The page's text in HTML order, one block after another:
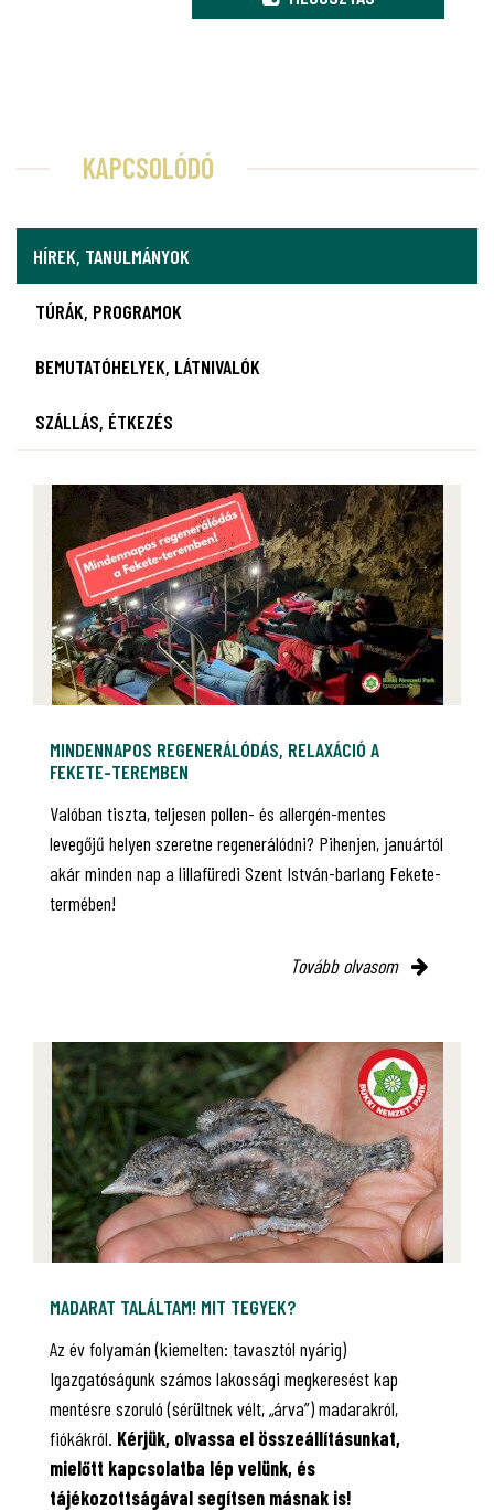
KAPCSOLÓDÓ
HÍREK, TANULMÁNYOK
TÚRÁK, PROGRAMOK
BEMUTATÓHELYEK, LÁTNIVALÓK
SZÁLLÁS, ÉTKEZÉS
MINDENNAPOS REGENERÁLÓDÁS, RELAXÁCIÓ A
FEKETE-TEREMBEN
Valóban tiszta, teljesen pollen- és allergén-mentes
levegőjű helyen szeretne regenerálódni? Pihenjen, januártól
akár minden nap a lillafüredi Szent István-barlang Fekete-
termében!
Tovább olvasom
MADARAT TALÁLTAM! MIT TEGYEK?
Az év folyamán (kiemelten: tavasztól nyárig)
Igazgatóságunk számos lakossági megkeresést kap
mentésre szoruló (sérültnek vélt, „árva”) madarakról,
fiókákról. Kérjük, olvassa el összeállításunkat,
mielőtt kapcsolatba lép velünk, és
tájékozottságával segítsen másnak is!